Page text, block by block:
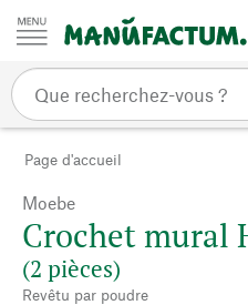
Passer au contenu
Page d'accueil
Moebe
Crochet mural
(2 pièces)
Revêtu par poudre